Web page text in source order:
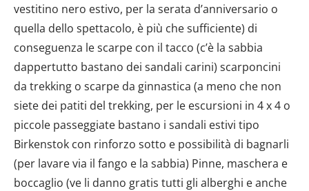
vestitino nero estivo, per la serata d’anniversario o
quella dello spettacolo, è più che sufficiente) di
conseguenza le scarpe con il tacco (c’è la sabbia
dappertutto bastano dei sandali carini) scarponcini
da trekking o scarpe da ginnastica (a meno che non
siete dei patiti del trekking, per le escursioni in 4 x 4 o
piccole passeggiate bastano i sandali estivi tipo
Birkenstok con rinforzo sotto e possibilità di bagnarli
(per lavare via il fango e la sabbia) Pinne, maschera e
boccaglio (ve li danno gratis tutti gli alberghi e anche